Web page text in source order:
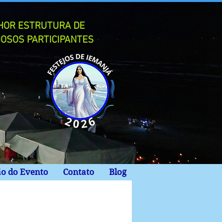
ESTRUTURA DE
PARTICIPANTES
do Evento Contato Blog